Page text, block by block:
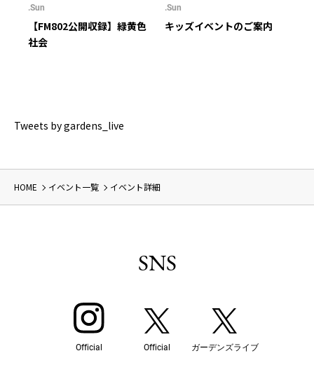
.Sun
【FM802公開収録】緑黄色
社会
.Sun
キッズイベントのご案内
Tweets by gardens_live
HOME イベント一覧 イベント詳細
SNS
Official Official ガーデンズライブ